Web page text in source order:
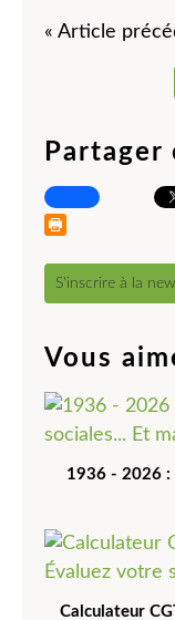
« Article
S'inscrire à la
Vous
1936 - 2026 :
Calculateur